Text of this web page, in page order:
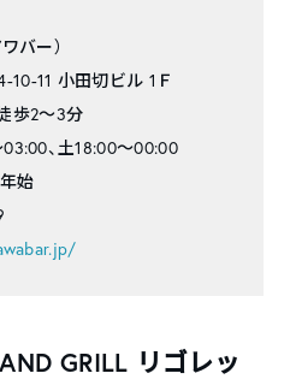
バー）
10-11 小田切ビル 1Ｆ
歩2～3分
03:00、土18:00～00:00
始
GRILL リゴレッ